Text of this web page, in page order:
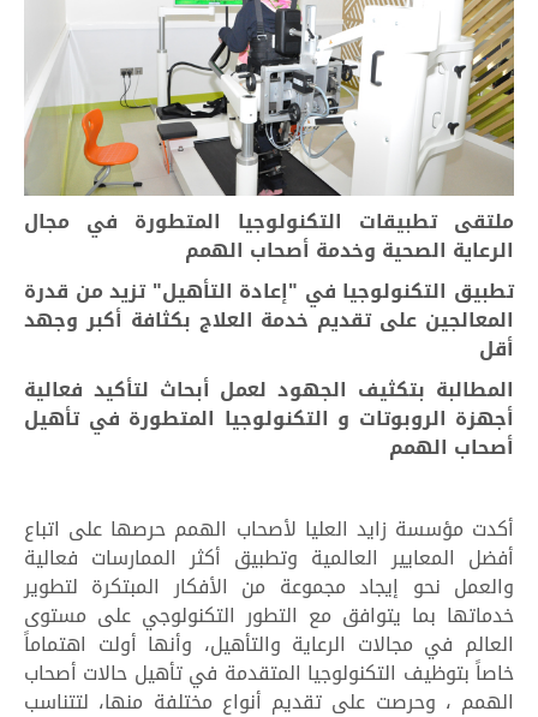
ملتقى تطبيقات التكنولوجيا المتطورة في مجال
الرعاية الصحية وخدمة أصحاب الهمم
تطبيق التكنولوجيا في "إعادة التأهيل" تزيد من قدرة
المعالجين على تقديم خدمة العلاج بكثافة أكبر وجهد
أقل
المطالبة بتكثيف الجهود لعمل أبحاث لتأكيد فعالية
أجهزة الروبوتات و التكنولوجيا المتطورة في تأهيل
أصحاب الهمم
أكدت مؤسسة زايد العليا لأصحاب الهمم حرصها على اتباع
أفضل المعايير العالمية وتطبيق أكثر الممارسات فعالية
والعمل نحو إيجاد مجموعة من الأفكار المبتكرة لتطوير
خدماتها بما يتوافق مع التطور التكنولوجي على مستوى
العالم في مجالات الرعاية والتأهيل، وأنها أولت اهتماماً
خاصاً بتوظيف التكنولوجيا المتقدمة في تأهيل حالات أصحاب
الهمم ، وحرصت على تقديم أنواع مختلفة منها، لتتناسب